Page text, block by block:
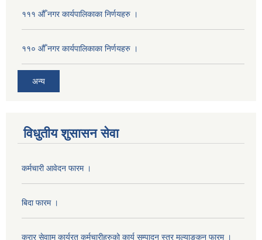
१११ औँ नगर कार्यपालिकाका निर्णयहरु ।
११० औँ नगर कार्यपालिकाका निर्णयहरु ।
अन्य
विधुतीय शुसासन सेवा
कर्मचारी आवेदन फारम ।
बिदा फारम ।
करार सेवााम कार्यरत कर्मचारीहरुको कार्य सम्पादन स्तर मूल्याङ्कन फारम ।